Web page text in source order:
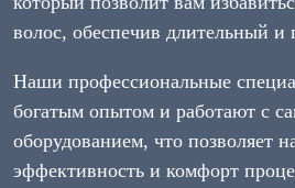
волос, обеспечив длительный и
Наши профессиональные
богатым опытом и работают с
оборудованием, что позволяет
эффективность и комфорт